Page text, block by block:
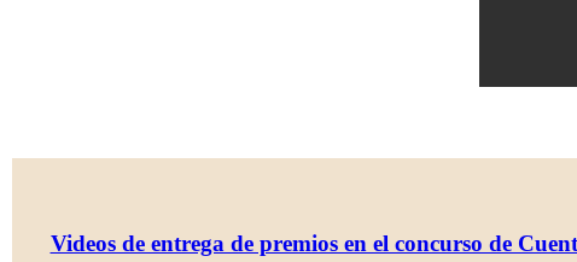
Videos de entrega de premios en el concurso de